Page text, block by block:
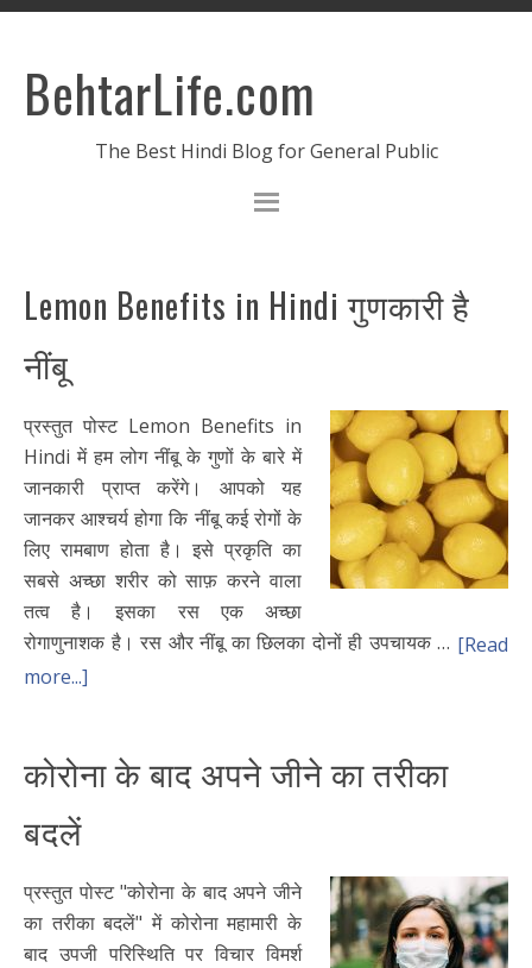
BehtarLife.com
The Best Hindi Blog for General Public
Lemon Benefits in Hindi गुणकारी है
नींबू
प्रस्तुत पोस्ट Lemon Benefits in
Hindi में हम लोग नींबू के गुणों के बारे में
जानकारी प्राप्त करेंगे। आपको यह
जानकर आश्चर्य होगा कि नींबू कई रोगों के
लिए रामबाण होता है। इसे प्रकृति का
सबसे अच्छा शरीर को साफ़ करने वाला
तत्व है। इसका रस एक अच्छा
रोगाणुनाशक है। रस और नींबू का छिलका दोनों ही उपचायक … [Read
more...]
कोरोना के बाद अपने जीने का तरीका
बदलें
प्रस्तुत पोस्ट "कोरोना के बाद अपने जीने
का तरीका बदलें" में कोरोना महामारी के
बाद उपजी परिस्थिति पर विचार विमर्श